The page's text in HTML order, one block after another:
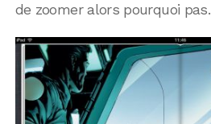
de zoomer alors pourquoi pas.